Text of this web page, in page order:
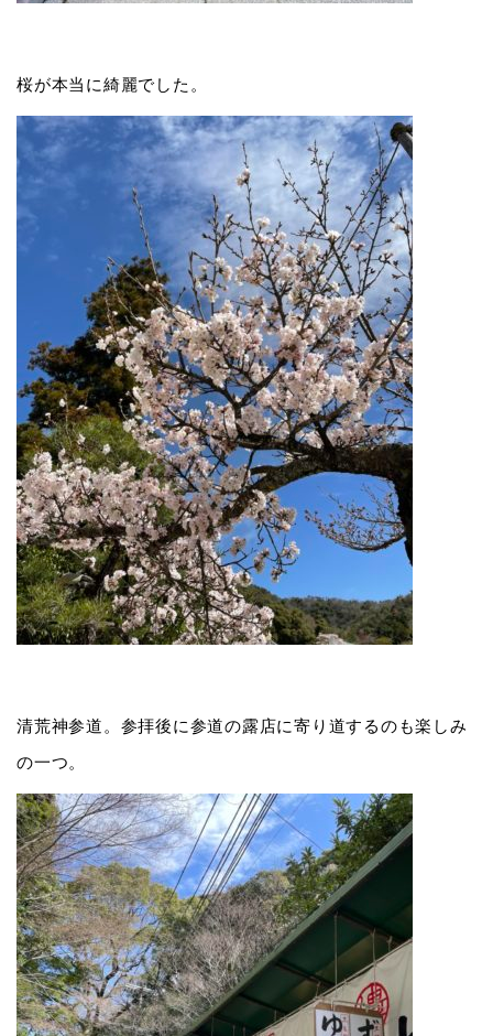
桜が本当に綺麗でした。
清荒神参道。参拝後に参道の露店に寄り道するのも楽しみ
の一つ。